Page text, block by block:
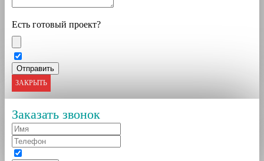
Есть готовый проект?
ЗАКРЫТЬ
Заказать звонок